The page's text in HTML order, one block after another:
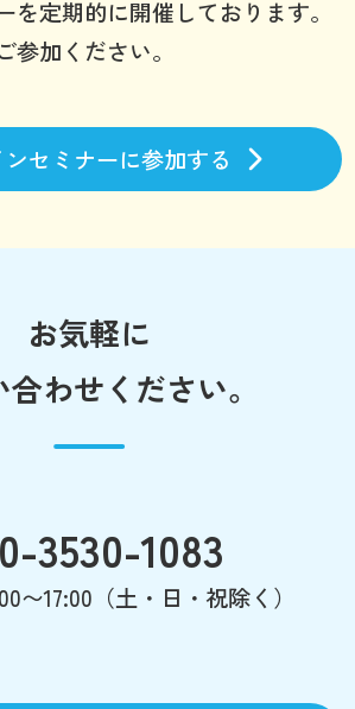
を定期的に開催しております。
参加ください。
セミナーに参加する
お気軽に
わせください。
3530-1083
〜17:00（土・日・祝除く）